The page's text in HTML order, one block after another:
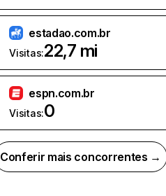
estadao.com.br
Visitas:22,7 mi
espn.com.br
Visitas:0
Conferir mais concorrentes →